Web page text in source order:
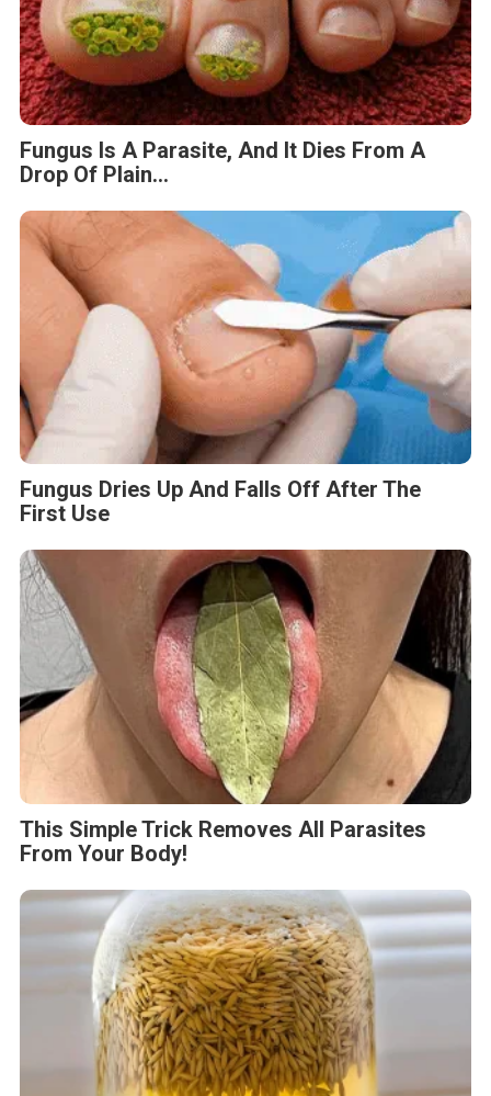
Fungus Is A Parasite, And It Dies From A
Drop Of Plain...
Fungus Dries Up And Falls Off After The
First Use
This Simple Trick Removes All Parasites
From Your Body!